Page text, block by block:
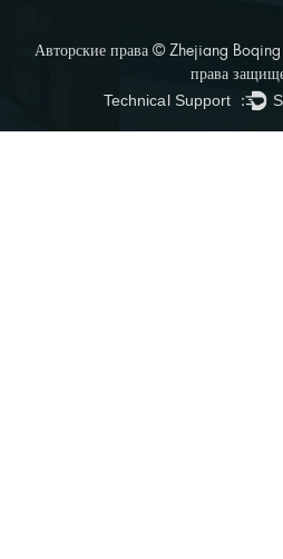
Авторские права © Zhejiang
права
Technical Support ：